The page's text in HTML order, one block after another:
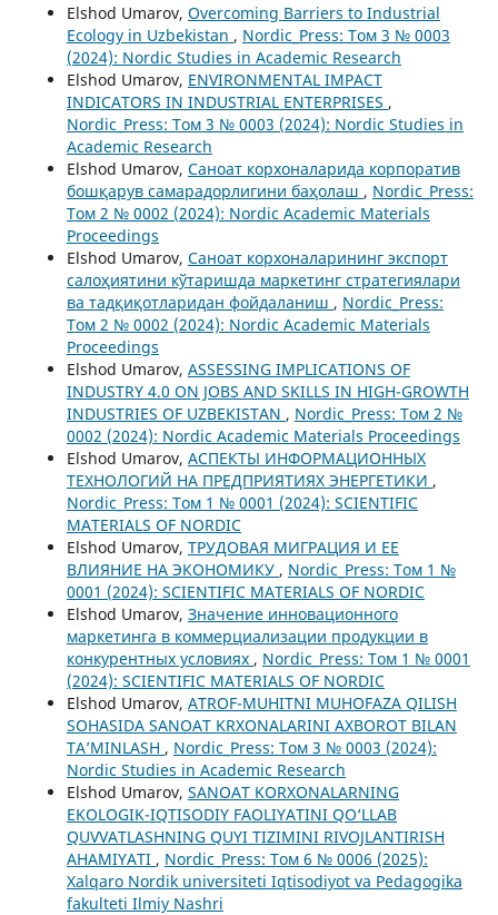
Elshod Umarov, Overcoming Barriers to Industrial
Ecology in Uzbekistan , Nordic_Press: Том 3 № 0003
(2024): Nordic Studies in Academic Research
Elshod Umarov, ENVIRONMENTAL IMPACT
INDICATORS IN INDUSTRIAL ENTERPRISES ,
Nordic_Press: Том 3 № 0003 (2024): Nordic Studies in
Academic Research
Elshod Umarov, Саноат корхоналарида корпоратив
бошқарув самарадорлигини баҳолаш , Nordic_Press:
Том 2 № 0002 (2024): Nordic Academic Materials
Proceedings
Elshod Umarov, Саноат корхоналарининг экспорт
салоҳиятини кўтаришда маркетинг стратегиялари
ва тадқиқотларидан фойдаланиш , Nordic_Press:
Том 2 № 0002 (2024): Nordic Academic Materials
Proceedings
Elshod Umarov, ASSESSING IMPLICATIONS OF
INDUSTRY 4.0 ON JOBS AND SKILLS IN HIGH-GROWTH
INDUSTRIES OF UZBEKISTAN , Nordic_Press: Том 2 №
0002 (2024): Nordic Academic Materials Proceedings
Elshod Umarov, АСПЕКТЫ ИНФОРМАЦИОННЫХ
ТЕХНОЛОГИЙ НА ПРЕДПРИЯТИЯХ ЭНЕРГЕТИКИ ,
Nordic_Press: Том 1 № 0001 (2024): SCIENTIFIC
MATERIALS OF NORDIC
Elshod Umarov, ТРУДОВАЯ МИГРАЦИЯ И ЕЕ
ВЛИЯНИЕ НА ЭКОНОМИКУ , Nordic_Press: Том 1 №
0001 (2024): SCIENTIFIC MATERIALS OF NORDIC
Elshod Umarov, Значение инновационного
маркетинга в коммерциализации продукции в
конкурентных условиях , Nordic_Press: Том 1 № 0001
(2024): SCIENTIFIC MATERIALS OF NORDIC
Elshod Umarov, ATROF-MUHITNI MUHOFAZA QILISH
SOHASIDA SANOAT KRXONALARINI AXBOROT BILAN
TA’MINLASH , Nordic_Press: Том 3 № 0003 (2024):
Nordic Studies in Academic Research
Elshod Umarov, SANOAT KORXONALARNING
EKOLOGIK-IQTISODIY FAOLIYATINI QO‘LLAB
QUVVATLASHNING QUYI TIZIMINI RIVOJLANTIRISH
AHAMIYATI , Nordic_Press: Том 6 № 0006 (2025):
Xalqaro Nordik universiteti Iqtisodiyot va Pedagogika
fakulteti Ilmiy Nashri